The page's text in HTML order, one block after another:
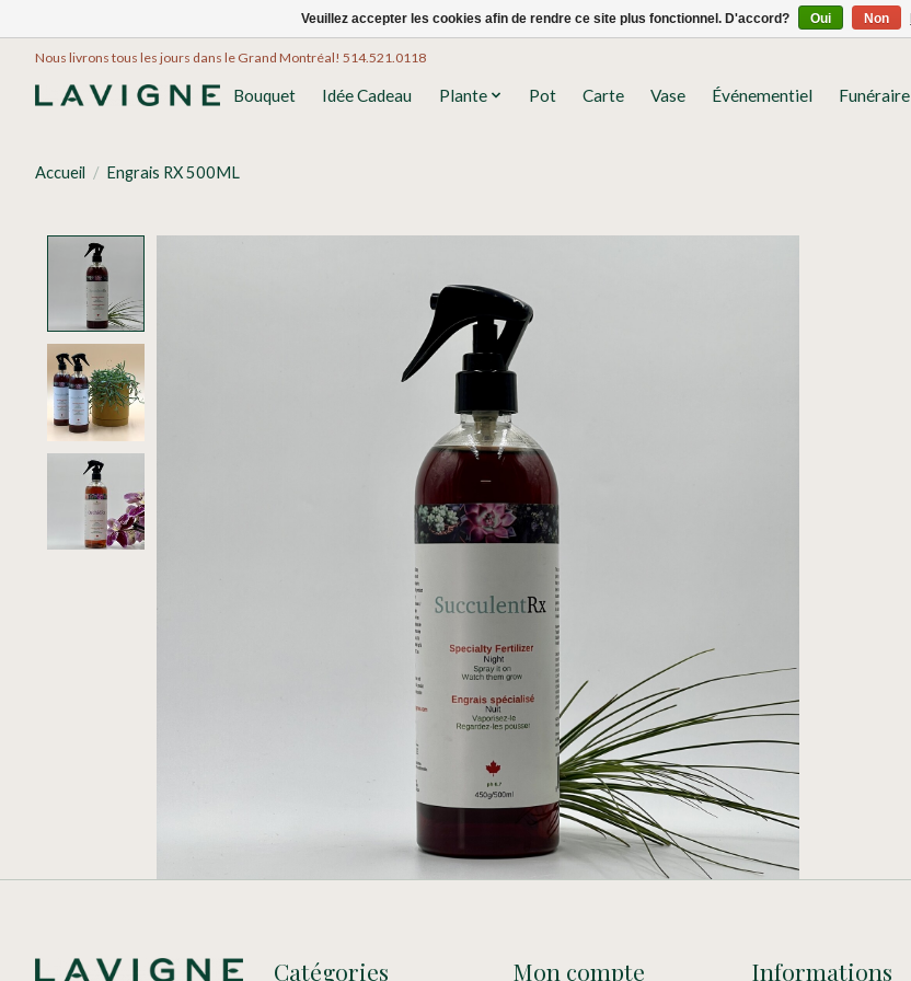
Nous livrons tous les jours dans le Grand Montréal! 514.521.0118
Bouquet Idée Cadeau Plante Pot Carte Vase Événementiel Funéraire
Accueil / Engrais RX 500ML
Catégories Mon compte Informations
Veuillez accepter les cookies afin de rendre ce site plus fonctionnel. D'accord? Oui Non